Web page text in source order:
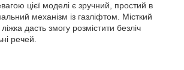
цієї моделі є зручний, простий в
механізм із газліфтом. Місткий
дасть змогу розмістити безліч
речей.